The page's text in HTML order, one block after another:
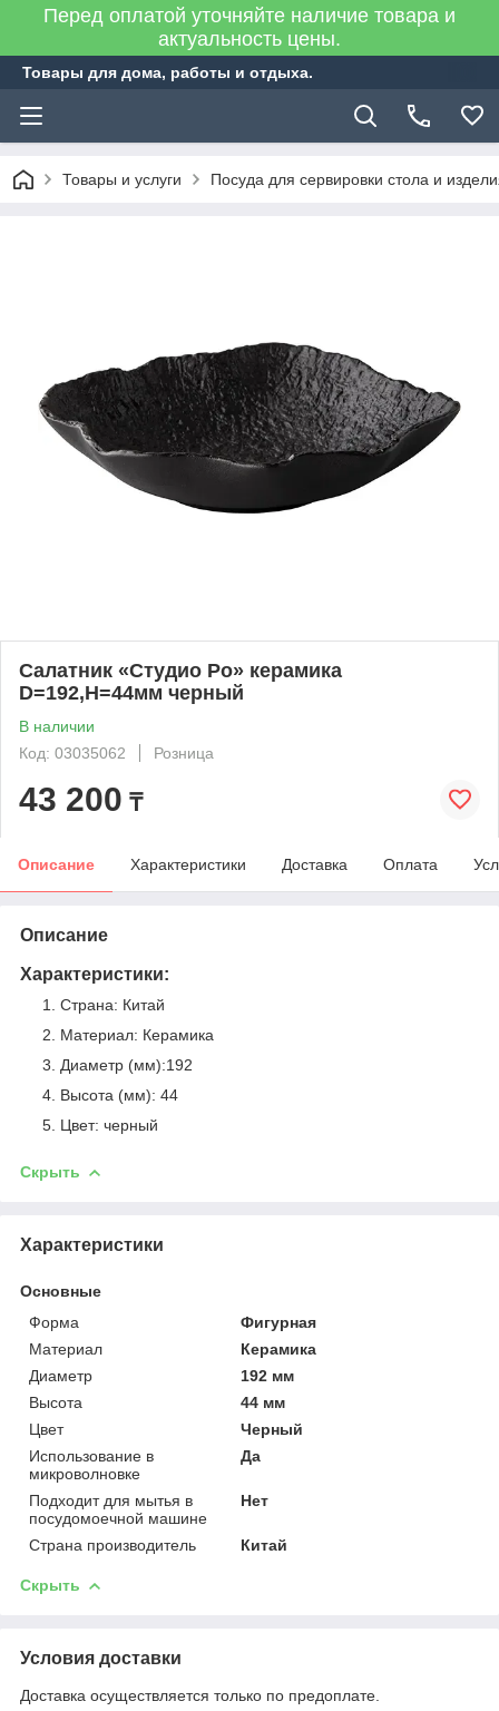
Перед оплатой уточняйте наличие товара и
актуальность цены.
Товары для дома, работы и отдыха.
Товары и услуги Посуда для сервировки стола и
Салатник «Студио Ро» керамика
D=192,H=44мм черный
В наличии
Код: 03035062
Розница
43 200 ₸
Описание Характеристики Доставка Оплата
Описание
Характеристики:
Страна: Китай
Материал: Керамика
Диаметр (мм):192
Высота (мм): 44
Цвет: черный
Скрыть
Характеристики
Основные
Форма
Фигурная
Материал
Керамика
Диаметр
192 мм
Высота
44 мм
Цвет
Черный
Использование в
микроволновке
Да
Подходит для мытья в
посудомоечной машине
Нет
Страна производитель Китай
Скрыть
Условия доставки
Доставка осуществляется только по предоплате.